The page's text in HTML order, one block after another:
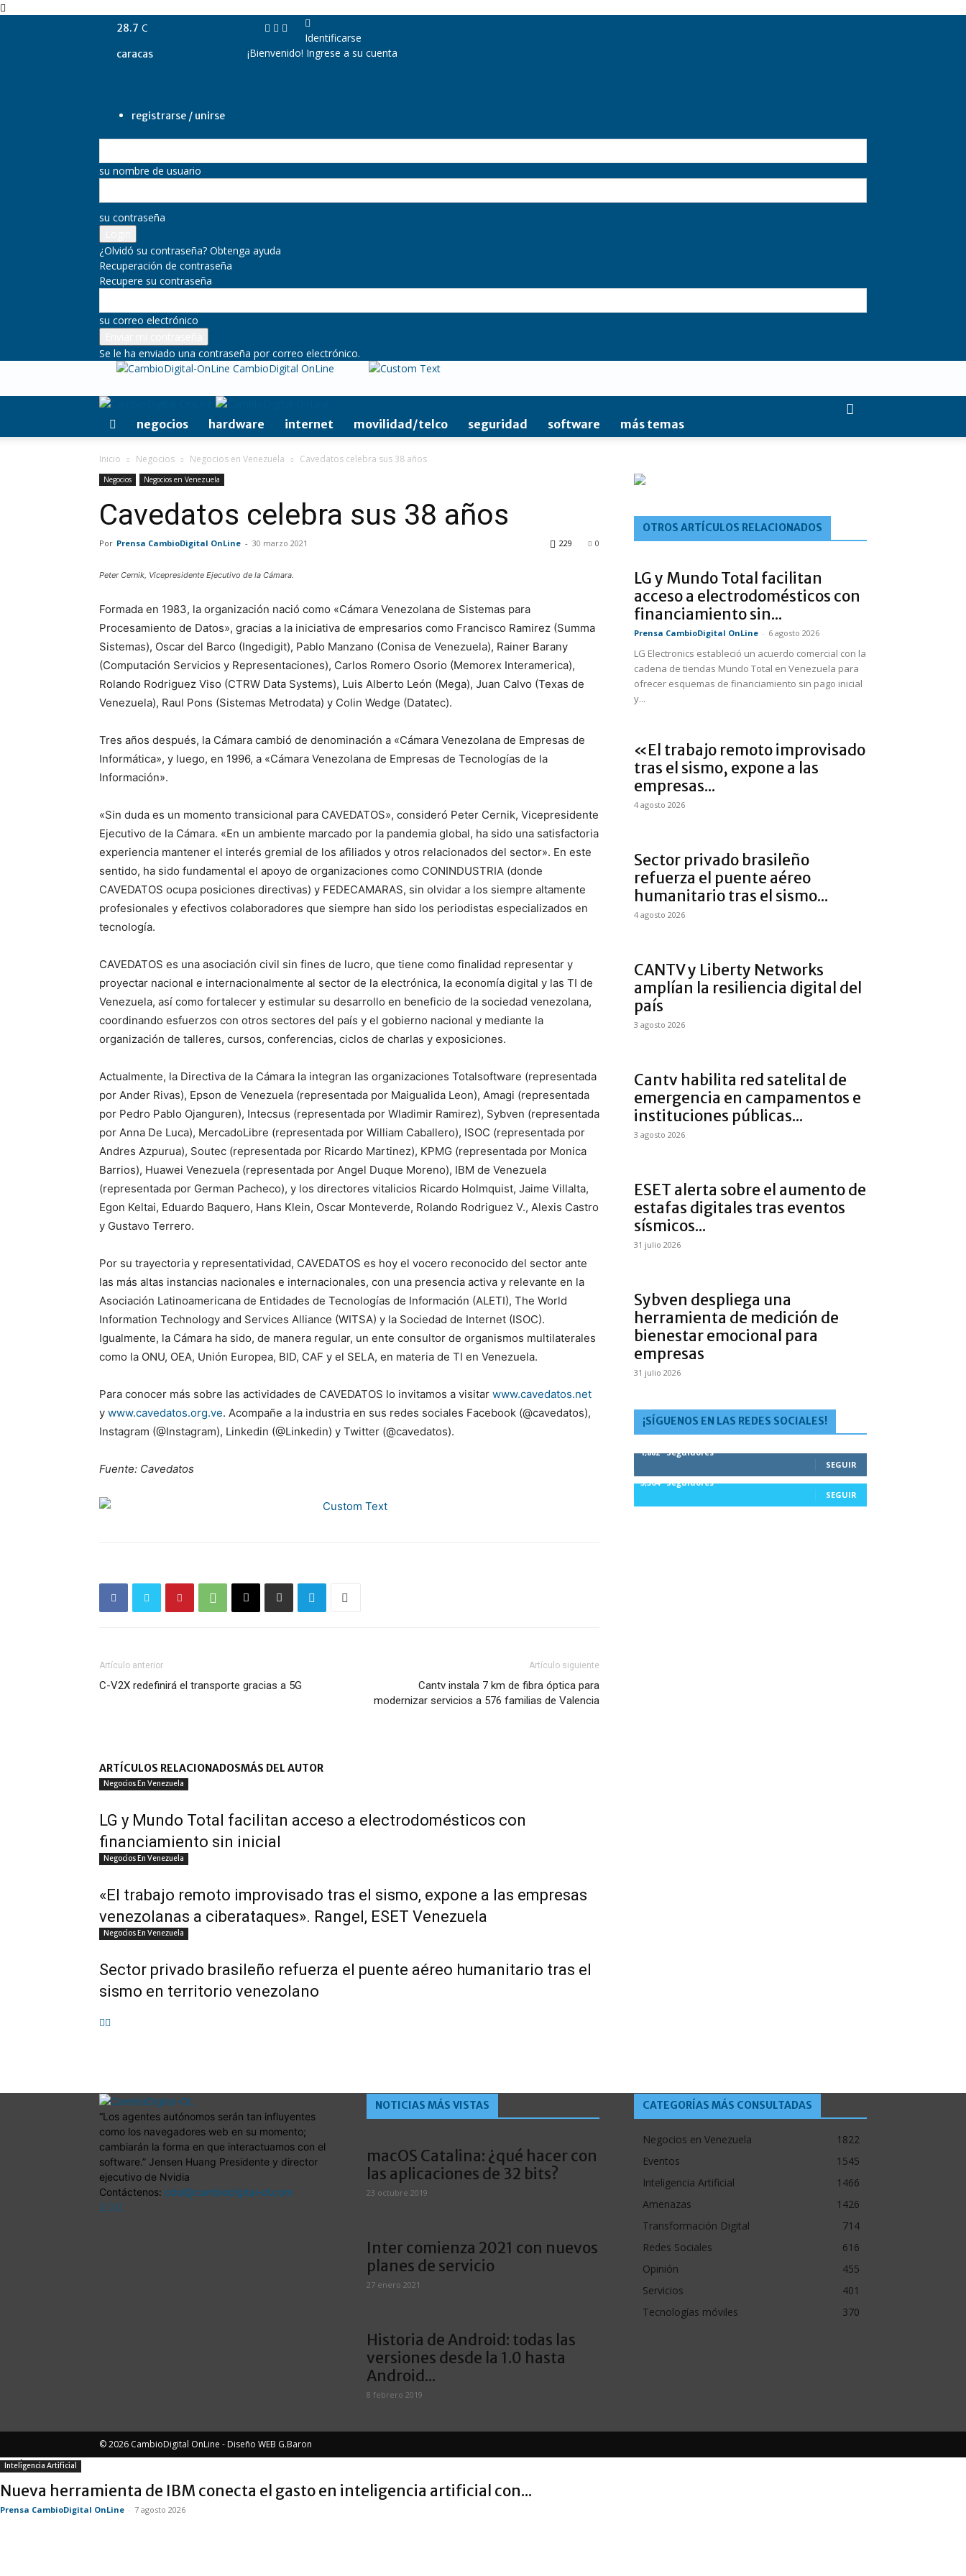
28.7 C
caracas
registrarse / unirse
Identificarse
¡Bienvenido! Ingrese a su cuenta
su nombre de usuario
su contraseña
¿Olvidó su contraseña? Obtenga ayuda
Recuperación de contraseña
Recupere su contraseña
su correo electrónico
Se le ha enviado una contraseña por correo electrónico.
CambioDigital OnLine
negocios hardware internet movilidad/telco seguridad software más temas
Inicio Negocios Negocios en Venezuela Cavedatos celebra sus 38 años
Negocios Negocios en Venezuela
Cavedatos celebra sus 38 años
Por Prensa CambioDigital OnLine - 30 marzo 2021 0
229
Peter Cernik, Vicepresidente Ejecutivo de la Cámara.
Formada en 1983, la organización nació como «Cámara Venezolana de Sistemas para
Procesamiento de Datos», gracias a la iniciativa de empresarios como Francisco Ramirez (Summa
Sistemas), Oscar del Barco (Ingedigit), Pablo Manzano (Conisa de Venezuela), Rainer Barany
(Computación Servicios y Representaciones), Carlos Romero Osorio (Memorex Interamerica),
Rolando Rodriguez Viso (CTRW Data Systems), Luis Alberto León (Mega), Juan Calvo (Texas de
Venezuela), Raul Pons (Sistemas Metrodata) y Colin Wedge (Datatec).
Tres años después, la Cámara cambió de denominación a «Cámara Venezolana de Empresas de
Informática», y luego, en 1996, a «Cámara Venezolana de Empresas de Tecnologías de la
Información».
«Sin duda es un momento transicional para CAVEDATOS», consideró Peter Cernik, Vicepresidente
Ejecutivo de la Cámara. «En un ambiente marcado por la pandemia global, ha sido una satisfactoria
experiencia mantener el interés gremial de los afiliados y otros relacionados del sector». En este
sentido, ha sido fundamental el apoyo de organizaciones como CONINDUSTRIA (donde
CAVEDATOS ocupa posiciones directivas) y FEDECAMARAS, sin olvidar a los siempre altamente
profesionales y efectivos colaboradores que siempre han sido los periodistas especializados en
tecnología.
CAVEDATOS es una asociación civil sin fines de lucro, que tiene como finalidad representar y
proyectar nacional e internacionalmente al sector de la electrónica, la economía digital y las TI de
Venezuela, así como fortalecer y estimular su desarrollo en beneficio de la sociedad venezolana,
coordinando esfuerzos con otros sectores del país y el gobierno nacional y mediante la
organización de talleres, cursos, conferencias, ciclos de charlas y exposiciones.
Actualmente, la Directiva de la Cámara la integran las organizaciones Totalsoftware (representada
por Ander Rivas), Epson de Venezuela (representada por Maigualida Leon), Amagi (representada
por Pedro Pablo Ojanguren), Intecsus (representada por Wladimir Ramirez), Sybven (representada
por Anna De Luca), MercadoLibre (representada por William Caballero), ISOC (representada por
Andres Azpurua), Soutec (representada por Ricardo Martinez), KPMG (representada por Monica
Barrios), Huawei Venezuela (representada por Angel Duque Moreno), IBM de Venezuela
(representada por German Pacheco), y los directores vitalicios Ricardo Holmquist, Jaime Villalta,
Egon Keltai, Eduardo Baquero, Hans Klein, Oscar Monteverde, Rolando Rodriguez V., Alexis Castro
y Gustavo Terrero.
Por su trayectoria y representatividad, CAVEDATOS es hoy el vocero reconocido del sector ante
las más altas instancias nacionales e internacionales, con una presencia activa y relevante en la
Asociación Latinoamericana de Entidades de Tecnologías de Información (ALETI), The World
Information Technology and Services Alliance (WITSA) y la Sociedad de Internet (ISOC).
Igualmente, la Cámara ha sido, de manera regular, un ente consultor de organismos multilaterales
como la ONU, OEA, Unión Europea, BID, CAF y el SELA, en materia de TI en Venezuela.
Para conocer más sobre las actividades de CAVEDATOS lo invitamos a visitar www.cavedatos.net
y www.cavedatos.org.ve. Acompañe a la industria en sus redes sociales Facebook (@cavedatos),
Instagram (@Instagram), Linkedin (@Linkedin) y Twitter (@cavedatos).
Fuente: Cavedatos
Artículo anterior
C-V2X redefinirá el transporte gracias a 5G
Artículo siguiente
Cantv instala 7 km de fibra óptica para
modernizar servicios a 576 familias de Valencia
ARTÍCULOS RELACIONADOSMÁS DEL AUTOR
Negocios En Venezuela
LG y Mundo Total facilitan acceso a electrodomésticos con
financiamiento sin inicial
Negocios En Venezuela
«El trabajo remoto improvisado tras el sismo, expone a las empresas
venezolanas a ciberataques». Rangel, ESET Venezuela
Negocios En Venezuela
Sector privado brasileño refuerza el puente aéreo humanitario tras el
sismo en territorio venezolano
OTROS ARTÍCULOS RELACIONADOS
LG y Mundo Total facilitan
acceso a electrodomésticos con
financiamiento sin...
Prensa CambioDigital OnLine - 6 agosto 2026
LG Electronics estableció un acuerdo comercial con la
cadena de tiendas Mundo Total en Venezuela para
ofrecer esquemas de financiamiento sin pago inicial
y...
«El trabajo remoto improvisado
tras el sismo, expone a las
empresas...
4 agosto 2026
Sector privado brasileño
refuerza el puente aéreo
humanitario tras el sismo...
4 agosto 2026
CANTV y Liberty Networks
amplían la resiliencia digital del
país
3 agosto 2026
Cantv habilita red satelital de
emergencia en campamentos e
instituciones públicas...
3 agosto 2026
ESET alerta sobre el aumento de
estafas digitales tras eventos
sísmicos...
31 julio 2026
Sybven despliega una
herramienta de medición de
bienestar emocional para
empresas
31 julio 2026
¡SÍGUENOS EN LAS REDES SOCIALES!
1,882 Seguidores
SEGUIR
5,564
Seguidores
SEGUIR
“Los agentes autónomos serán tan influyentes
como los navegadores web en su momento;
cambiarán la forma en que interactuamos con el
software.” Jensen Huang Presidente y director
ejecutivo de Nvidia
Contáctenos: cdol@cambiodigital-ol.com
NOTICIAS MÁS VISTAS
macOS Catalina: ¿qué hacer con
las aplicaciones de 32 bits?
23 octubre 2019
Inter comienza 2021 con nuevos
planes de servicio
27 enero 2021
Historia de Android: todas las
versiones desde la 1.0 hasta
Android...
8 febrero 2019
CATEGORÍAS MÁS CONSULTADAS
Negocios en Venezuela
1822
Eventos
1545
Inteligencia Artificial
1466
Amenazas
1426
Transformación Digital
714
Redes Sociales
616
Opinión
455
Servicios
401
Tecnologías móviles
370
© 2026 CambioDigital OnLine - Diseño WEB G.Baron
MÁS NOTICIAS
Inteligencia Artificial
Nueva herramienta de IBM conecta el gasto en inteligencia artificial con...
Prensa CambioDigital OnLine - 7 agosto 2026